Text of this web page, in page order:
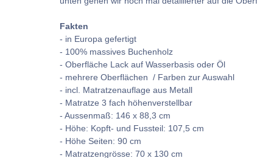
Fakten
- in Europa gefertigt
- 100% massives Buchenholz
- Oberfläche Lack auf Wasserbasis oder Öl
- mehrere Oberflächen / Farben zur Auswahl
- incl. Matratzenauflage aus Metall
- Matratze 3 fach höhenverstellbar
- Aussenmaß: 146 x 88,3 cm
- Höhe: Kopft- und Fussteil: 107,5 cm
- Höhe Seiten: 90 cm
- Matratzengrösse: 70 x 130 cm